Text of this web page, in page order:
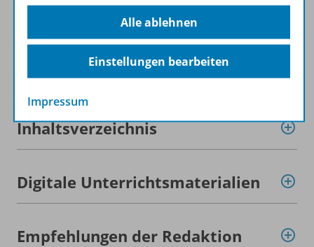
Zugehörige Produkte
Inhaltsverzeichnis
Digitale Unterrichtsmaterialien
Empfehlungen der Redaktion
Alle ablehnen
Einstellungen bearbeiten
Impressum